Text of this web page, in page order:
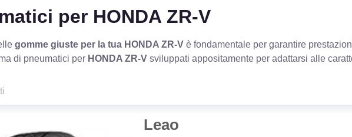
per HONDA ZR-V
gomme giuste per la tua HONDA ZR-V è fondamentale per garantire
di pneumatici per HONDA ZR-V sviluppati appositamente per adattarsi alle
Leao